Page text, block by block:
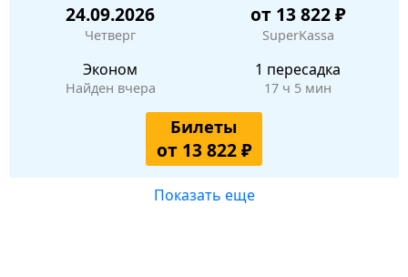
24.09.2026
Четверг
от 13 822 ₽
SuperKassa
Эконом
Найден вчера
1 пересадка
17 ч 5 мин
Билеты
от 13 822 ₽
Показать еще